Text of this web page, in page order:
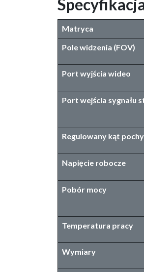
Matryca
Pole widzenia (FOV)
Port wyjścia wideo
Port wejścia sygnału
Regulowany kąt
Napięcie robocze
Pobór mocy
Temperatura pracy
Wymiary